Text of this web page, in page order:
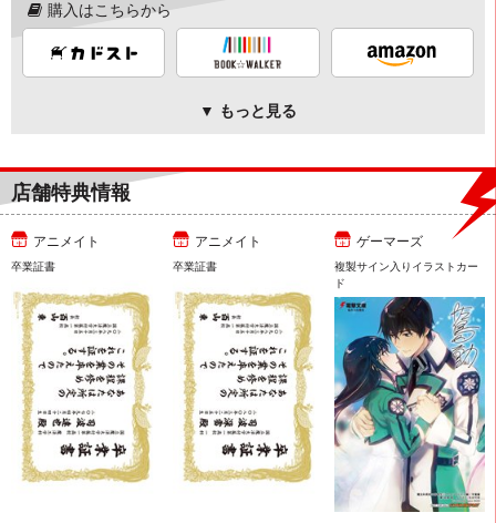
購入はこちらから
▼ もっと見る
店舗特典情報
アニメイト
卒業証書
アニメイト
卒業証書
ゲーマーズ
複製サイン入りイラストカー
ド